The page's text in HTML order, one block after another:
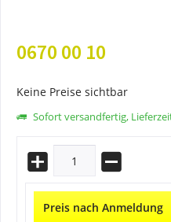
0670 00 10
Keine Preise sichtbar
Sofort versandfertig,
Preis nach Anmeldung